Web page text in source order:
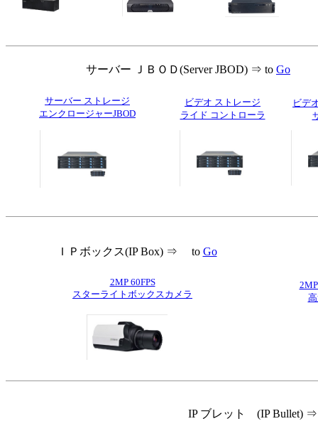
サーバー ＪＢＯＤ(Server JBOD) ⇒ to Go
ビデオ ストレージ
ライド コントローラ
IP ブレット (IP Bullet)
ビデ
サーバー ストレージ
エンクロージャーJBOD
2MP 60FPS
スターライトボックスカメラ
ＩＰボックス(IP Box) ⇒ to Go